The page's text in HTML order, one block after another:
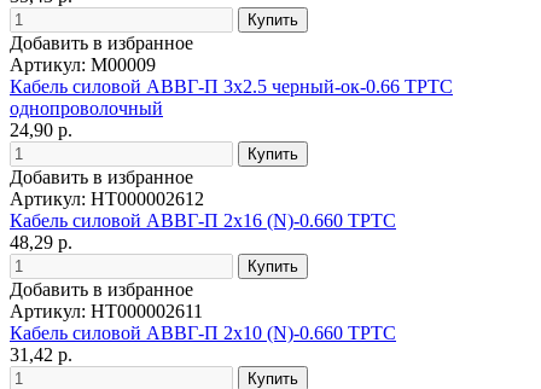
Добавить в избранное
Артикул: М00009
Кабель силовой АВВГ-П 3х2.5 черный-ок-0.66 ТРТС
однопроволочный
24,90 р.
Добавить в избранное
Артикул: НТ000002612
Кабель силовой АВВГ-П 2х16 (N)-0.660 ТРТС
48,29 р.
Добавить в избранное
Артикул: НТ000002611
Кабель силовой АВВГ-П 2х10 (N)-0.660 ТРТС
31,42 р.